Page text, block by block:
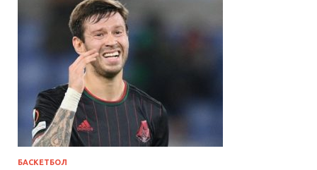
БАСКЕТБОЛ